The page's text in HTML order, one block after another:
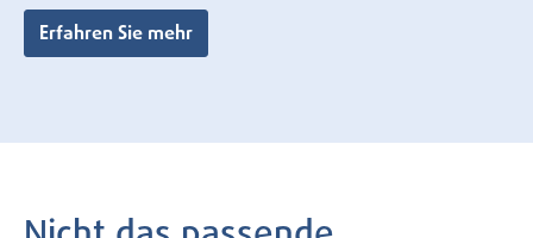
Erfahren Sie mehr